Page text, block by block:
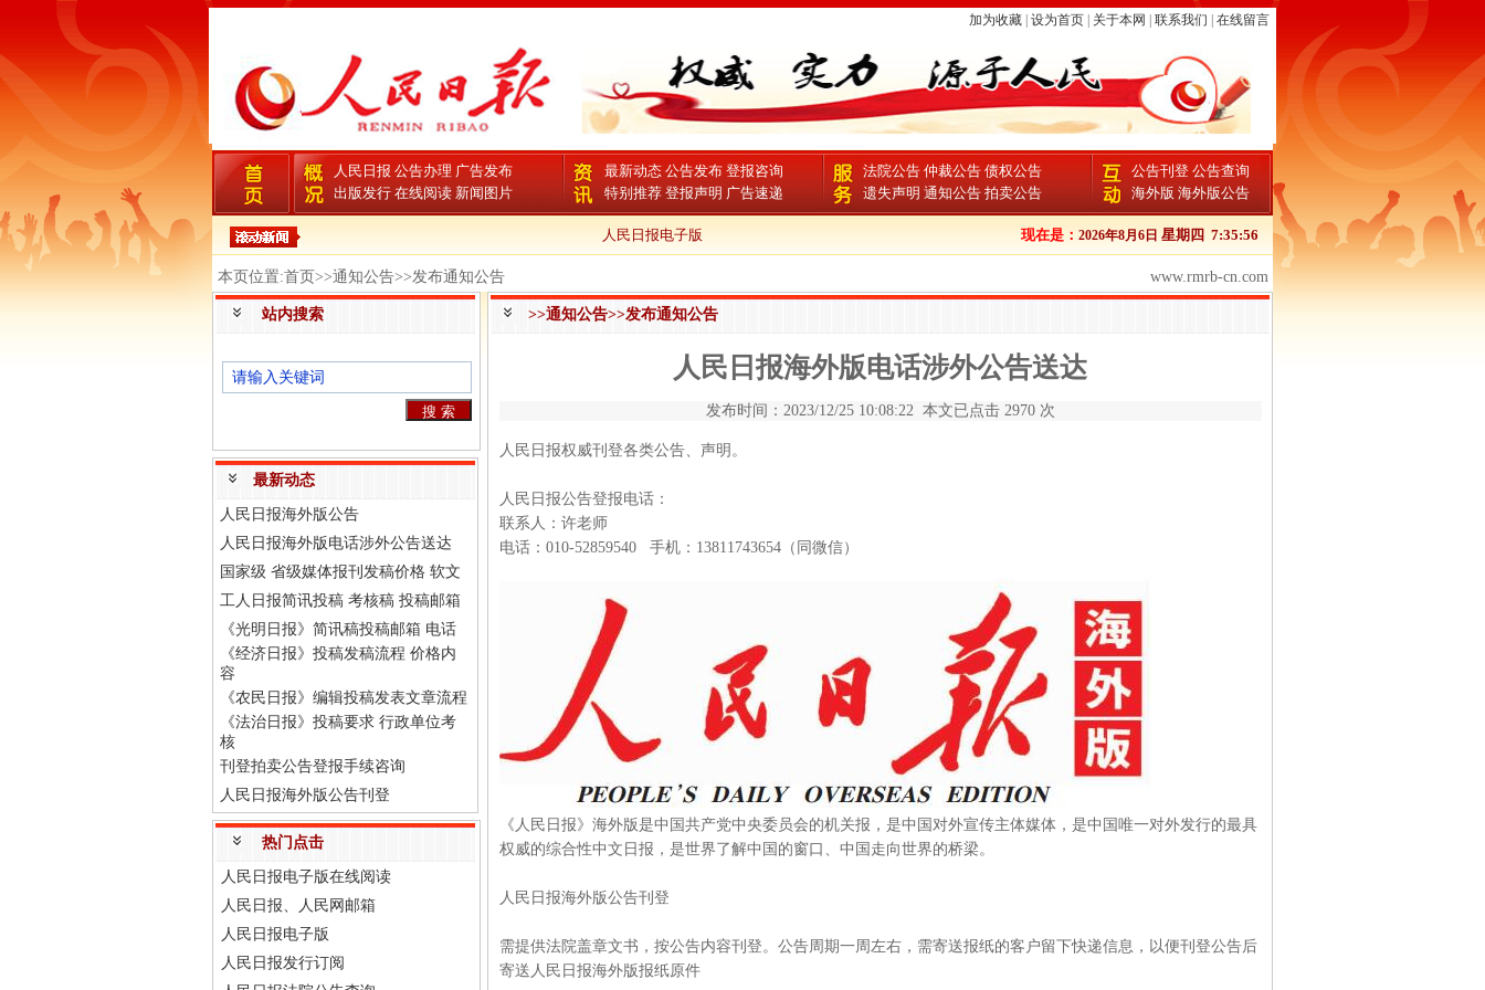
加为收藏 设为首页 关于本网 联系我们 在线留言
人民日报 公告办理 广告发布
出版发行 在线阅读 新闻图片
最新动态 公告发布 登报咨询
特别推荐 登报声明 广告速递
法院公告 仲裁公告 债权公告
遗失声明 通知公告 拍卖公告
公告刊登 公告查询
海外版 海外版公告
人民日报电子版 现在是： 2026年8月6日 星期四 7:35:56
本页位置:首页>>通知公告>>发布通知公告 www.rmrb-cn.com
站内搜索
最新动态
人民日报海外版公告
人民日报海外版电话涉外公告送达
国家级 省级媒体报刊发稿价格 软文
工人日报简讯投稿 考核稿 投稿邮箱
《光明日报》简讯稿投稿邮箱 电话
《经济日报》投稿发稿流程 价格内
容
《农民日报》编辑投稿发表文章流程
《法治日报》投稿要求 行政单位考
核
刊登拍卖公告登报手续咨询
人民日报海外版公告刊登
热门点击
人民日报电子版在线阅读
人民日报、人民网邮箱
人民日报电子版
人民日报发行订阅
>>通知公告>>发布通知公告
人民日报海外版电话涉外公告送达
发布时间：2023/12/25 10:08:22 本文已点击 2970 次
人民日报权威刊登各类公告、声明。
人民日报公告登报电话：
联系人：许老师
电话：010-52859540 手机：13811743654（同微信）
《人民日报》海外版是中国共产党中央委员会的机关报，是中国对外宣传主体媒体，是中国唯一对外发行的最具
权威的综合性中文日报，是世界了解中国的窗口、中国走向世界的桥梁。
人民日报海外版公告刊登
需提供法院盖章文书，按公告内容刊登。公告周期一周左右，需寄送报纸的客户留下快递信息，以便刊登公告后
寄送人民日报海外版报纸原件